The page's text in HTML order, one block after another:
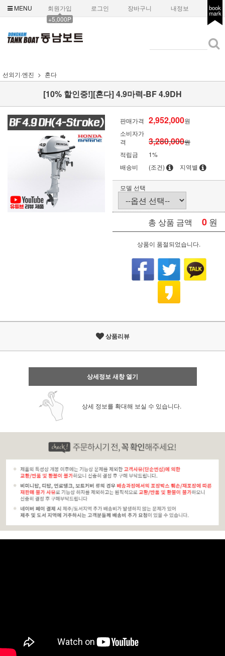
MENU
회원가입
+5,000P
로그인 장바구니 내정보 book
mark
선외기·엔진 혼다
[10% 할인중!][혼다] 4.9마력-BF 4.9DH
판매가격 2,952,000원
소비자가
격
3,280,000원
적립금
1%
배송비
(조건) 지역별
모델 선택
총 상품 금액 0 원
상품이 품절되었습니다.
상품리뷰
상세정보 새창 열기
상세 정보를 확대해 보실 수 있습니다.